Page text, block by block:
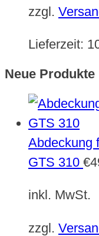
zzgl.
Lieferzeit:
Neue Produkte
Abdeckung
GTS 310 €
inkl. MwSt.
zzgl.